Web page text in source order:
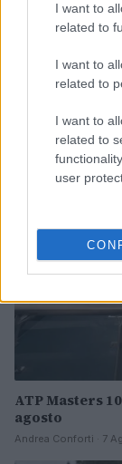
I want to
related to
I want to
related to
I want to
related to
user
TENNIS
ATP Masters
agosto
Andrea Conforti · 7